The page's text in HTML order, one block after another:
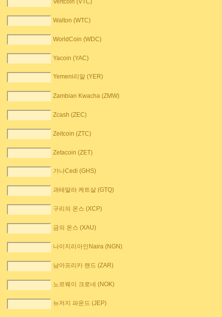
Vertcoin (VTC)
Walton (WTC)
WorldCoin (WDC)
Yacoin (YAC)
Yemeni리알 (YER)
Zambian Kwacha (ZMW)
Zcash (ZEC)
Zeitcoin (ZTC)
Zetacoin (ZET)
가나Cedi (GHS)
과테말라 케트살 (GTQ)
구리의 온스 (XCP)
금의 온스 (XAU)
나이지리아인Naira (NGN)
남아프리카 랜드 (ZAR)
노르웨이 크로네 (NOK)
뉴저지 파운드 (JEP)